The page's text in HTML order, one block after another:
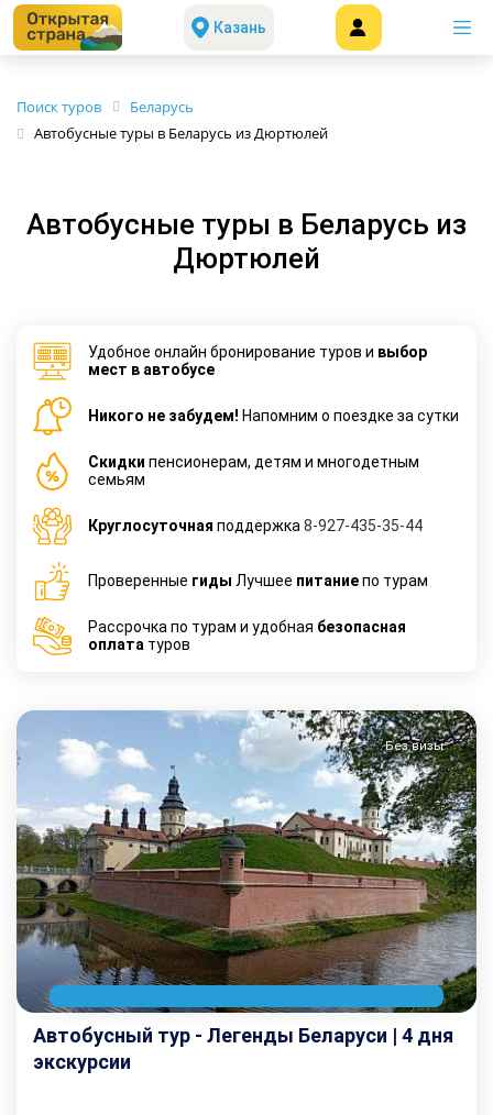
Казань
Поиск туров
Беларусь
Автобусные туры в Беларусь из Дюртюлей
Автобусные туры в Беларусь из
Дюртюлей
Удобное онлайн бронирование туров и выбор
мест в автобусе
Никого не забудем! Напомним о поездке за сутки
Cкидки пенсионерам, детям и многодетным
семьям
Круглосуточная поддержка 8-927-435-35-44
Проверенные гиды Лучшее питаниепо турам
Рассрочка по турам и удобная безопасная
оплата туров
Без визы
Автобусный тур - Легенды Беларуси | 4 дня
экскурсии